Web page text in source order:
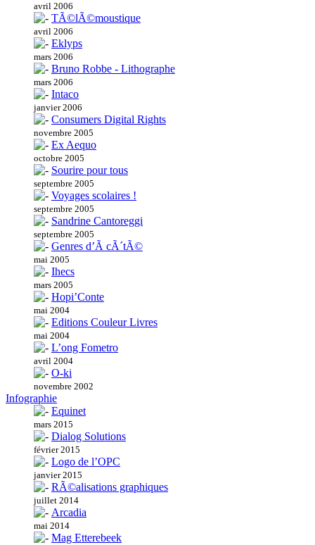
avril 2006
TÃ©lÃ©moustique
avril 2006
Eklyps
mars 2006
Bruno Robbe - Lithographe
mars 2006
Intaco
janvier 2006
Consumers Digital Rights
novembre 2005
Ex Aequo
octobre 2005
Sourire pour tous
septembre 2005
Voyages scolaires !
septembre 2005
Sandrine Cantoreggi
septembre 2005
Genres d’Ã cÃ´tÃ©
mai 2005
Ihecs
mars 2005
Hopi’Conte
mai 2004
Editions Couleur Livres
mai 2004
L’ong Fometro
avril 2004
O-ki
novembre 2002
Infographie
Equinet
mars 2015
Dialog Solutions
février 2015
Logo de l’OPC
janvier 2015
RÃ©alisations graphiques
juillet 2014
Arcadia
mai 2014
Mag Etterebeek